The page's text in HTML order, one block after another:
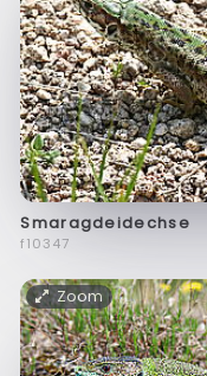
Smaragdeidechse
f10347
Zoom